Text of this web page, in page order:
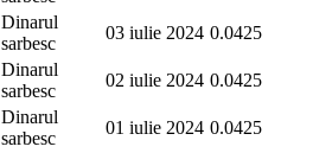
Dinarul
sarbesc
03 iulie 2024 0.0425
Dinarul
sarbesc
02 iulie 2024 0.0425
Dinarul
sarbesc
01 iulie 2024 0.0425